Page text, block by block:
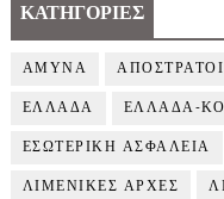
ΚΑΤΗΓΟΡΙΕΣ
ΑΜΥΝΑ ΑΠΟΣΤΡΑΤΟΙ
ΕΛΛΑΔΑ ΕΛΛΑΔΑ-
ΕΣΩΤΕΡΙΚΗ ΑΣΦΑΛΕΙΑ
ΛΙΜΕΝΙΚΕΣ ΑΡΧΕΣ